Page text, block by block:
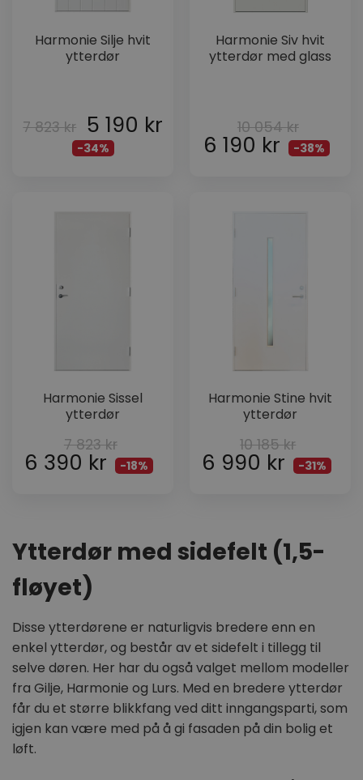
Harmonie Silje hvit
ytterdør
7 823kr 5 190 kr
-34%
Harmonie Siv hvit
ytterdør med glass
10 054kr
6 190 kr -38%
Harmonie Sissel
ytterdør
7 823kr
6 390 kr -18%
Harmonie Stine hvit
ytterdør
10 185kr
6 990 kr -31%
Ytterdør med sidefelt (1,5-
fløyet)
Disse ytterdørene er naturligvis bredere enn en
enkel ytterdør, og består av et sidefelt i tillegg til
selve døren. Her har du også valget mellom modeller
fra Gilje, Harmonie og Lurs. Med en bredere ytterdør
får du et større blikkfang ved ditt inngangsparti, som
igjen kan være med på å gi fasaden på din bolig et
løft.